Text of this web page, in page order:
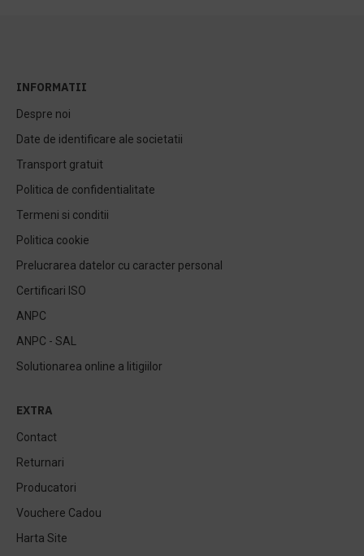
INFORMATII
Despre noi
Date de identificare ale societatii
Transport gratuit
Politica de confidentialitate
Termeni si conditii
Politica cookie
Prelucrarea datelor cu caracter personal
Certificari ISO
ANPC
ANPC - SAL
Solutionarea online a litigiilor
EXTRA
Contact
Returnari
Producatori
Vouchere Cadou
Harta Site